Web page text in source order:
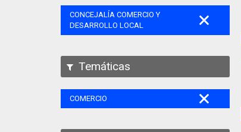
CONCEJALÍA COMERCIO Y
DESARROLLO LOCAL
Temáticas
COMERCIO